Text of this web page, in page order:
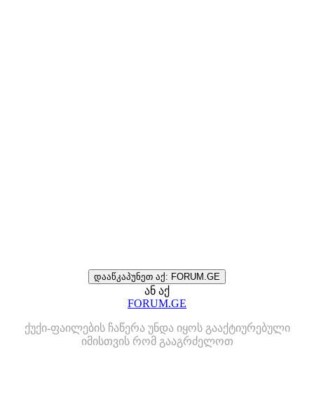
დააწკაპუნეთ აქ: FORUM.GE
ან აქ
FORUM.GE
ქუქი-ფაილების ჩაწერა უნდა იყოს გააქტიურებული
იმისთვის რომ გააგრძელოთ